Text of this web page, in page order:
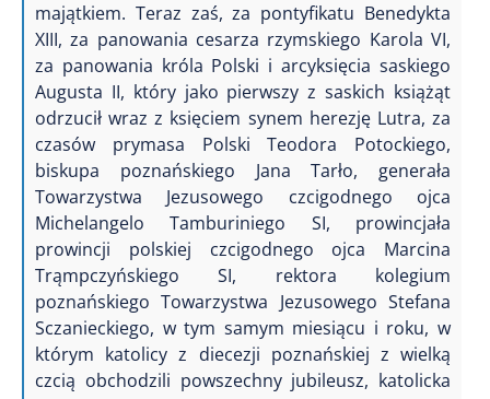
majątkiem. Teraz zaś, za pontyfikatu Benedykta
XIII, za panowania cesarza rzymskiego Karola VI,
za panowania króla Polski i arcyksięcia saskiego
Augusta II, który jako pierwszy z saskich książąt
odrzucił wraz z księciem synem herezję Lutra, za
czasów prymasa Polski Teodora Potockiego,
biskupa poznańskiego Jana Tarło, generała
Towarzystwa Jezusowego czcigodnego ojca
Michelangelo Tamburiniego SI, prowincjała
prowincji polskiej czcigodnego ojca Marcina
Trąmpczyńskiego SI, rektora kolegium
poznańskiego Towarzystwa Jezusowego Stefana
Sczanieckiego, w tym samym miesiącu i roku, w
którym katolicy z diecezji poznańskiej z wielką
czcią obchodzili powszechny jubileusz, katolicka